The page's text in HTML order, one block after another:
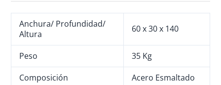
5
de
5
Anchura/ Profundidad/
Altura
60 x 30 x 140
Peso
35 Kg
Composición
Acero Esmaltado